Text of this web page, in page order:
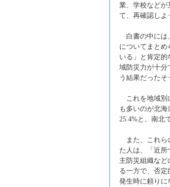
業、学校などが
て、再確認しよ
白書の中には
についてまと
いる」と肯定的
域防災力が十分
う結果だったそ
これを地域別
も多いのが北
25.4%と、南北
また、これら
た人は、「近所
主防災組織な
る一方で、否
発生時に頼りに